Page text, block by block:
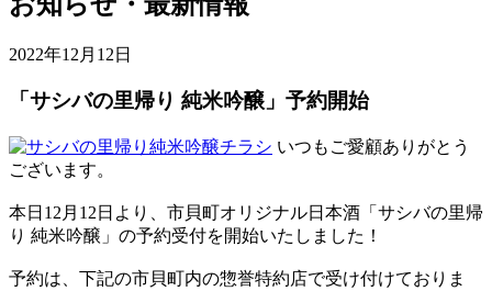
2022年12月12日
「サシバの里帰り 純米吟醸」予約開始
いつもご愛顧ありがとう
ございます。
本日12月12日より、市貝町オリジナル日本酒「サシバの里帰
り 純米吟醸」の予約受付を開始いたしました！
予約は、下記の市貝町内の惣誉特約店で受け付けておりま